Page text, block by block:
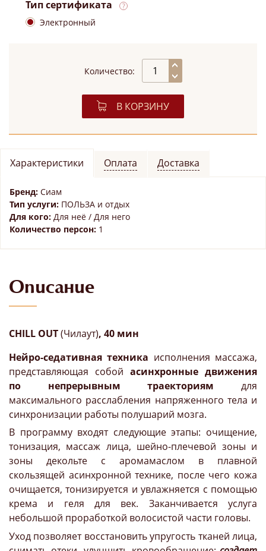
Тип сертификата
Электронный
Количество:
В КОРЗИНУ
Характеристики Оплата Доставка
Бренд: Сиам
Тип услуги: ПОЛЬЗА и отдых
Для кого: Для неё / Для него
Количество персон: 1
Описание
CHILL OUT(Чилаут), 40 мин
Нейро-седативная техника исполнения массажа,
представляющая собой асинхронные движения
по непрерывным траекториям для
максимального расслабления напряженного тела и
синхронизации работы полушарий мозга.
В программу входят следующие этапы: очищение,
тонизация, массаж лица, шейно-плечевой зоны и
зоны декольте с аромамаслом в плавной
скользящей асинхронной технике, после чего кожа
очищается, тонизируется и увлажняется с помощью
крема и геля для век. Заканчивается услуга
небольшой проработкой волосистой части головы.
Уход позволяет восстановить упругость тканей лица,